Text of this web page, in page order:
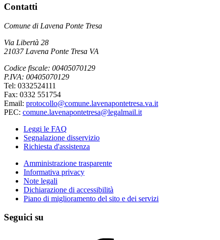
Contatti
Comune di Lavena Ponte Tresa
Via Libertà 28
21037 Lavena Ponte Tresa VA
Codice fiscale: 00405070129
P.IVA: 00405070129
Tel: 0332524111
Fax: 0332 551754
Email: protocollo@comune.lavenapontetresa.va.it
PEC: comune.lavenapontetresa@legalmail.it
Leggi le FAQ
Segnalazione disservizio
Richiesta d'assistenza
Amministrazione trasparente
Informativa privacy
Note legali
Dichiarazione di accessibilità
Piano di miglioramento del sito e dei servizi
Seguici su